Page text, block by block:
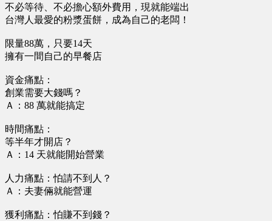
不必等待、不必擔心額外費用，現就能端出⠀
台灣人最愛的粉漿蛋餅，成為自己的老闆！
限量88萬，只要14天
擁有一間自己的早餐店 ⠀
資金痛點：
創業需要大錢嗎？
Ａ：88 萬就能搞定
時間痛點：
等半年才開店？
Ａ：14 天就能開始營業
人力痛點：怕請不到人？
Ａ：夫妻倆就能營運
獲利痛點：怕賺不到錢？